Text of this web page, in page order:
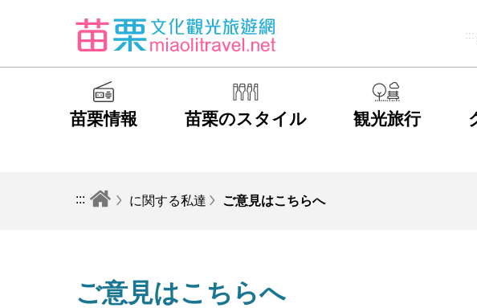
:::
苗栗情報 苗栗のスタイル 観光旅行
::: に関する私達 ご意見はこちらへ
ご意見はこちらへ